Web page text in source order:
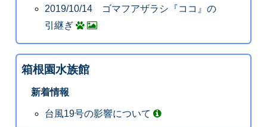
2019/10/14 ゴマフアザラシ『ココ』の
引継ぎ
箱根園水族館
新着情報
台風19号の影響について